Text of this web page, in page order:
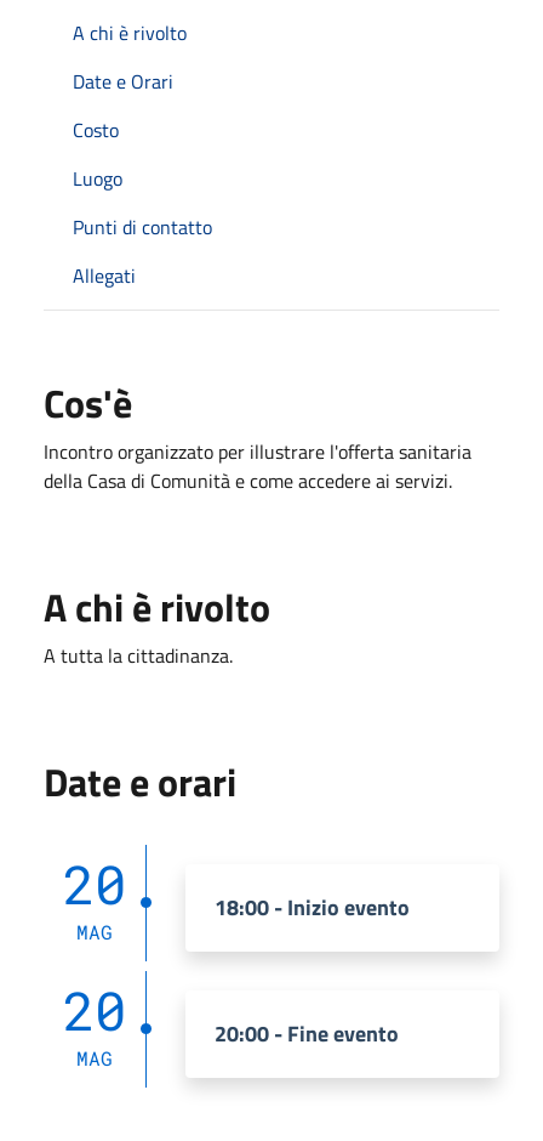
A chi è rivolto
Date e Orari
Costo
Luogo
Punti di contatto
Allegati
Cos'è
Incontro organizzato per illustrare l'offerta sanitaria
della Casa di Comunità e come accedere ai servizi.
A chi è rivolto
A tutta la cittadinanza.
Date e orari
20
MAG
18:00 - Inizio evento
20
MAG
20:00 - Fine evento